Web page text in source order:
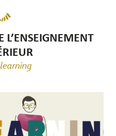
L’ENSEIGNEMENT